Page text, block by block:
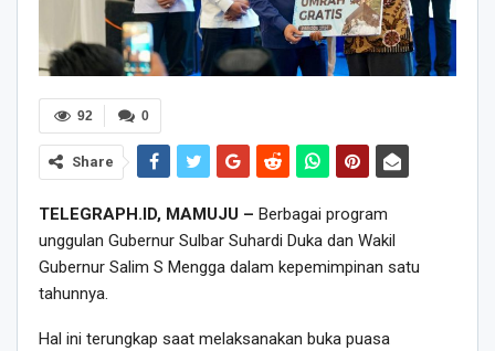
0
92
Share
TELEGRAPH.ID, MAMUJU – Berbagai program
unggulan Gubernur Sulbar Suhardi Duka dan Wakil
Gubernur Salim S Mengga dalam kepemimpinan satu
tahunnya.
Hal ini terungkap saat melaksanakan buka puasa